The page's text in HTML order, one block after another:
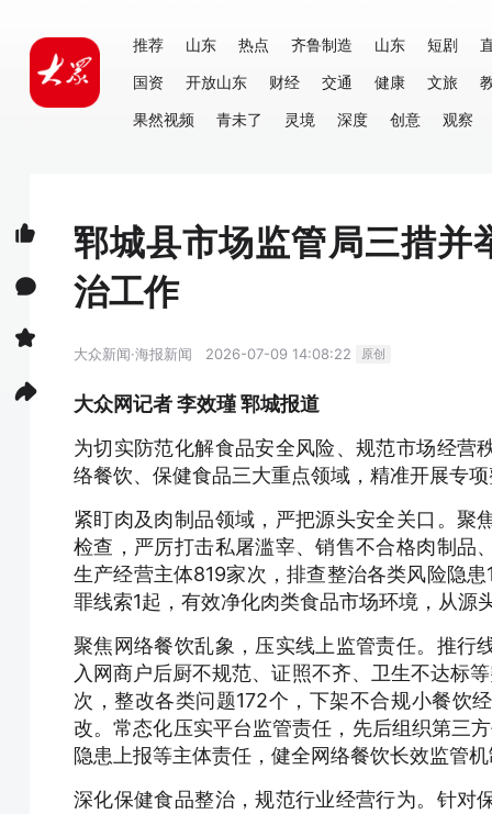
推荐 山东 热点 齐鲁制造 山东 短剧
国资
开放山东 财经 交通 健康 文旅
果然视频
青未了 灵境 深度 创意 观察
郓城县市场监管局三措并
治工作
大众新闻·海报新闻 2026-07-09 14:08:22 原创
大众网记者 李效瑾 郓城报道
为切实防范化解食品安全风险、规范市场经营
络餐饮、保健食品三大重点领域，精准开展专
紧盯肉及肉制品领域，严把源头安全关口。聚
检查，严厉打击私屠滥宰、销售不合格肉制品
生产经营主体819家次，排查整治各类风险隐
罪线索1起，有效净化肉类食品市场环境，从源
聚焦网络餐饮乱象，压实线上监管责任。推行
入网商户后厨不规范、证照不齐、卫生不达标
次，整改各类问题172个，下架不合规小餐饮
改。常态化压实平台监管责任，先后组织第三
隐患上报等主体责任，健全网络餐饮长效监管
深化保健食品整治，规范行业经营行为。针对